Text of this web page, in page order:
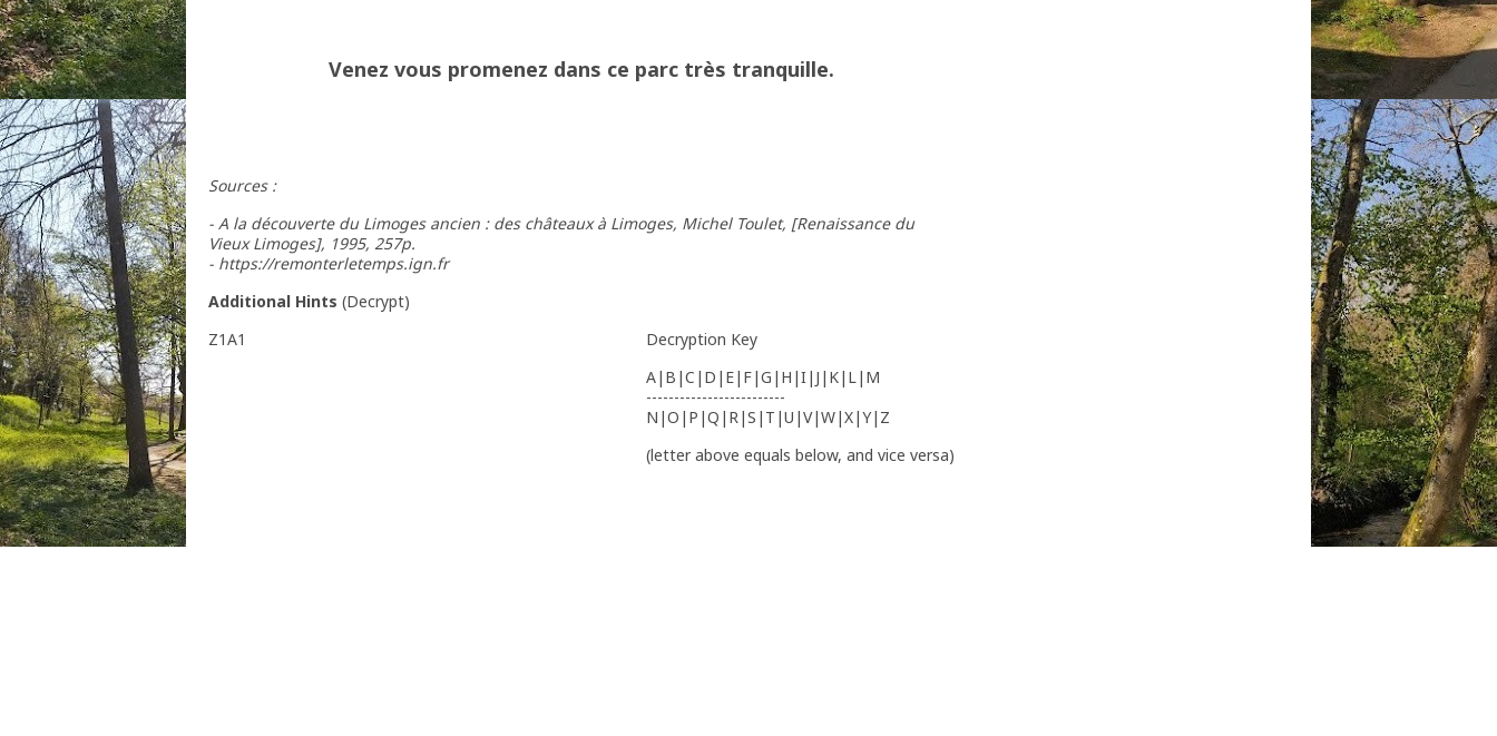
Venez vous promenez dans ce parc très tranquille.
Sources :
- A la découverte du Limoges ancien : des châteaux à Limoges, Michel Toulet, [Renaissance du
Vieux Limoges], 1995, 257p.
- https://remonterletemps.ign.fr
Additional Hints (Decrypt)
Z1A1
Decryption Key
A|B|C|D|E|F|G|H|I|J|K|L|M
-------------------------
N|O|P|Q|R|S|T|U|V|W|X|Y|Z
(letter above equals below, and vice versa)